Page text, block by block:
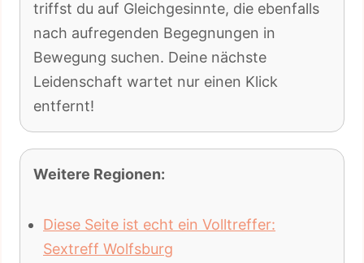
triffst du auf Gleichgesinnte, die ebenfalls
nach aufregenden Begegnungen in
Bewegung suchen. Deine nächste
Leidenschaft wartet nur einen Klick
entfernt!
Weitere Regionen:
Diese Seite ist echt ein Volltreffer:
Sextreff Wolfsburg